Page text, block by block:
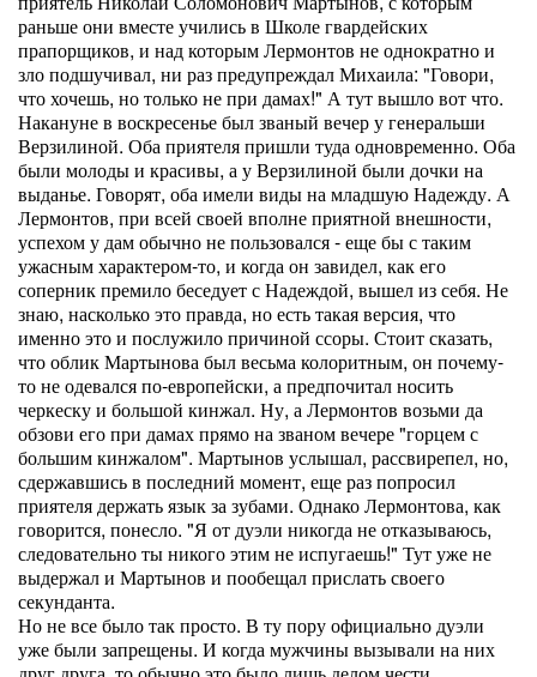
раньше они вместе учились в Школе гвардейских
прапорщиков, и над которым Лермонтов не однократно и
зло подшучивал, ни раз предупреждал Михаила: "Говори,
что хочешь, но только не при дамах!" А тут вышло вот что.
Накануне в воскресенье был званый вечер у генеральши
Верзилиной. Оба приятеля пришли туда одновременно. Оба
были молоды и красивы, а у Верзилиной были дочки на
выданье. Говорят, оба имели виды на младшую Надежду. А
Лермонтов, при всей своей вполне приятной внешности,
успехом у дам обычно не пользовался - еще бы с таким
ужасным характером-то, и когда он завидел, как его
соперник премило беседует с Надеждой, вышел из себя. Не
знаю, насколько это правда, но есть такая версия, что
именно это и послужило причиной ссоры. Стоит сказать,
что облик Мартынова был весьма колоритным, он почему-
то не одевался по-европейски, а предпочитал носить
черкеску и большой кинжал. Ну, а Лермонтов возьми да
обзови его при дамах прямо на званом вечере "горцем с
большим кинжалом". Мартынов услышал, рассвирепел, но,
сдержавшись в последний момент, еще раз попросил
приятеля держать язык за зубами. Однако Лермонтова, как
говорится, понесло. "Я от дуэли никогда не отказываюсь,
следовательно ты никого этим не испугаешь!" Тут уже не
выдержал и Мартынов и пообещал прислать своего
секунданта.
Но не все было так просто. В ту пору официально дуэли
уже были запрещены. И когда мужчины вызывали на них